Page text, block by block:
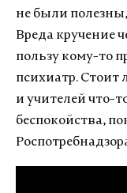
не были
Вреда кручение
пользу кому-то
психиатр. Стоит
и учителей что-
беспокойства,